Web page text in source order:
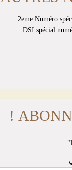
2eme Numéro
DSI spécial